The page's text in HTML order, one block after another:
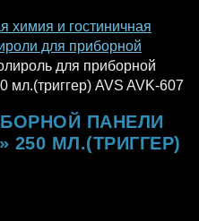
химия и гостиничная
для приборной
для приборной
мл.(триггер) AVS AVK-607
ПАНЕЛИ
МЛ.(ТРИГГЕР)